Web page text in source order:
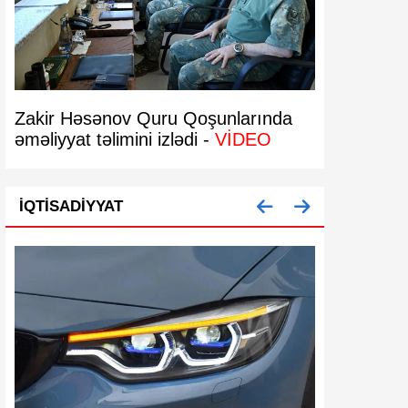
Zakir Həsənov Quru Qoşunlarında
əməliyyat təlimini izlədi - VİDEO
İQTISADIYYAT